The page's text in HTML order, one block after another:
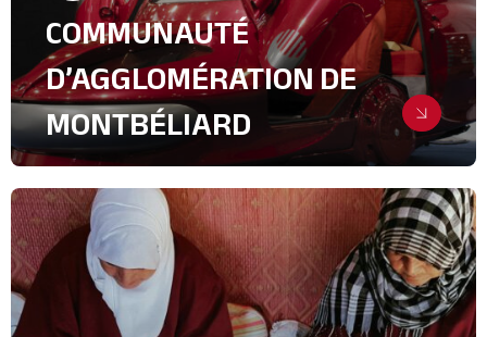
COMMUNAUTÉ
D’AGGLOMÉRATION DE
MONTBÉLIARD
Plein phare sur le territoire
Relations Presse
Industrie, intralogistique & Services
B2B
Lifestyle
Transport, Logistique